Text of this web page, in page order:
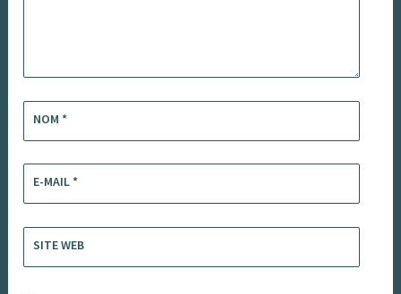
NOM*
E-MAIL*
SITE WEB